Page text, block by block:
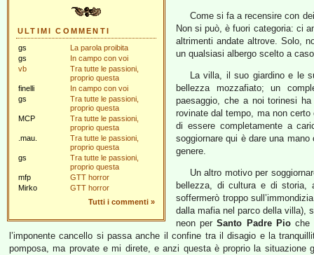
ULTIMI COMMENTI
gs
La parola proibita
gs
In campo con voi
vb
Tra tutte le passioni,
proprio questa
finelli
In campo con voi
gs
Tra tutte le passioni,
proprio questa
MCP
Tra tutte le passioni,
proprio questa
.mau.
Tra tutte le passioni,
proprio questa
gs
Tra tutte le passioni,
proprio questa
mfp
GTT horror
Mirko
GTT horror
Tutti i commenti »
Come si fa a recensire con
Non si può, è fuori categoria: ci
altrimenti andate altrove. Solo,
un qualsiasi albergo scelto a
La villa, il suo giardino e le
bellezza mozzafiato; un
paesaggio, che a noi torinesi
rovinate dal tempo, ma non
di essere completamente a
soggiornare qui è dare una
genere.
Un altro motivo per
bellezza, di cultura e di storia,
soffermerò troppo
dalla mafia nel parco della villa),
neon perSanto Padre Pioche
l’imponente cancello si passa anche il confine tra il disagio e la
pomposa, ma provate e mi direte, e anzi questa è proprio la situazione